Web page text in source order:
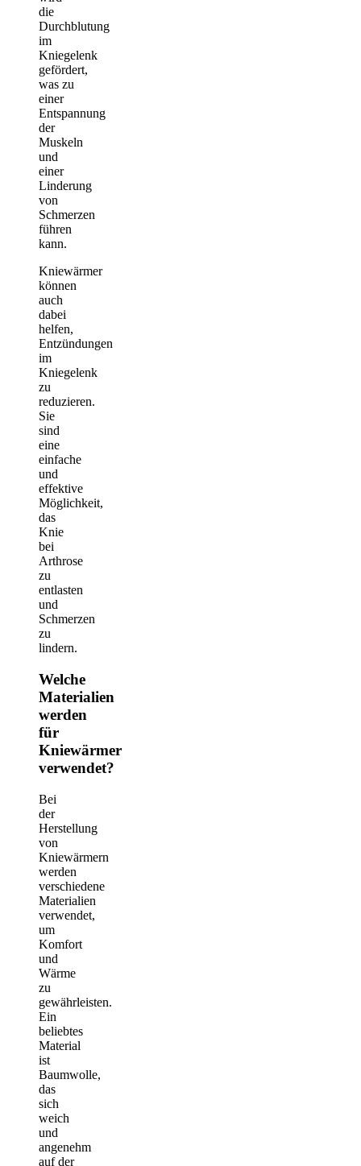
die
Durchblutung
im
Kniegelenk
gefördert,
was zu
einer
Entspannung
der
Muskeln
und
einer
Linderung
von
Schmerzen
führen
kann.
Kniewärmer
können
auch
dabei
helfen,
Entzündungen
im
Kniegelenk
zu
reduzieren.
Sie
sind
eine
einfache
und
effektive
Möglichkeit,
das
Knie
bei
Arthrose
zu
entlasten
und
Schmerzen
zu
lindern.
Welche
Materialien
werden
für
Kniewärmer
verwendet?
Bei
der
Herstellung
von
Kniewärmern
werden
verschiedene
Materialien
verwendet,
um
Komfort
und
Wärme
zu
gewährleisten.
Ein
beliebtes
Material
ist
Baumwolle,
das
sich
weich
und
angenehm
auf der